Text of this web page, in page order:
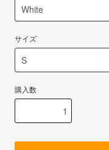
サイズ
購入数